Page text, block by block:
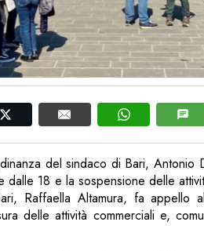
del sindaco di Bari,
dalle 18 e la sospensione delle
Raffaella Altamura, fa
delle attività commerciali e,